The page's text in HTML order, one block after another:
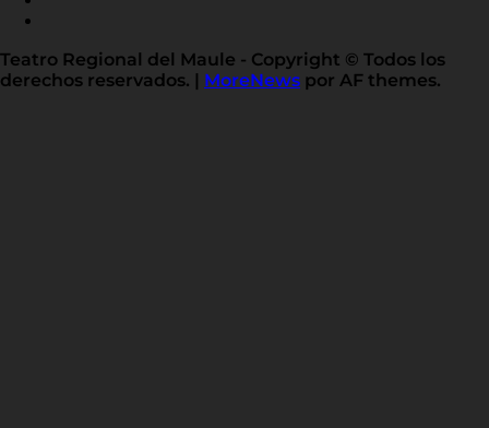
Teatro Regional del Maule - Copyright © Todos los
derechos reservados.
MoreNews por AF themes.